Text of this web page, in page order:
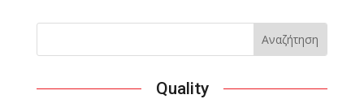
Quality